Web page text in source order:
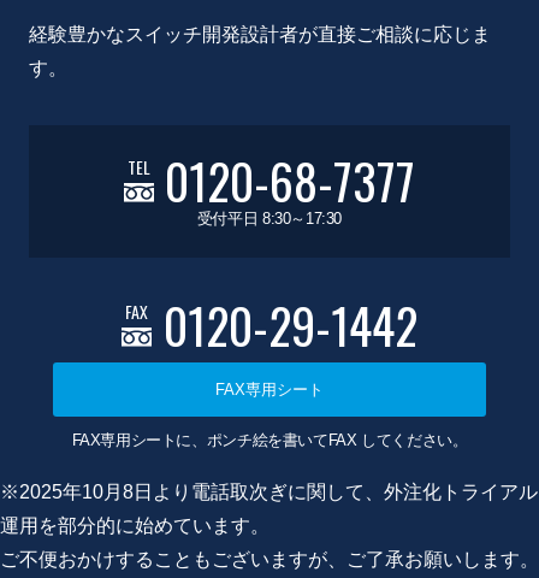
経験豊かなスイッチ開発設計者が直接ご相談に応じま
す。
TEL 0120-68-7377
受付平日 8:30～17:30
FAX 0120-29-1442
FAX専用シート
FAX専用シートに、ポンチ絵を書いてFAX してください。
※2025年10月8日より電話取次ぎに関して、外注化トライアル
運用を部分的に始めています。
ご不便おかけすることもございますが、ご了承お願いします。